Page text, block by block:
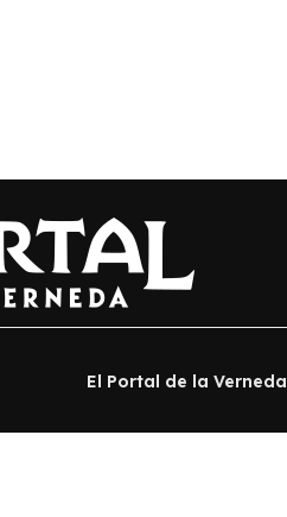
El Portal de la Verneda